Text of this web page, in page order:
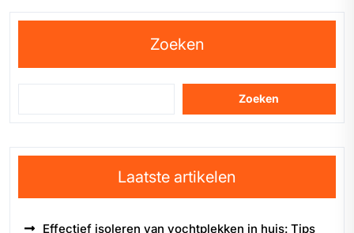
Zoeken
Zoeken
Laatste artikelen
Effectief isoleren van vochtplekken in huis: Tips